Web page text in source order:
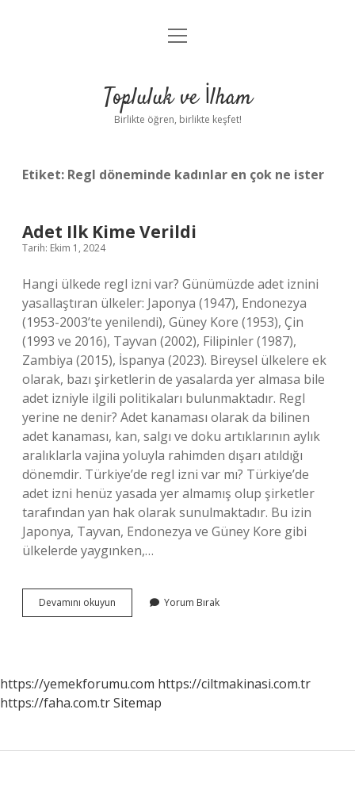
Anasayfa
Yasal Uyarı
menüyü
Topluluk ve İlham
Birlikte öğren, birlikte keşfet!
Etiket: Regl döneminde kadınlar en çok ne ister
Adet Ilk Kime Verildi
Tarih: Ekim 1, 2024
Hangi ülkede regl izni var? Günümüzde adet iznini
yasallaştıran ülkeler: Japonya (1947), Endonezya
(1953-2003’te yenilendi), Güney Kore (1953), Çin
(1993 ve 2016), Tayvan (2002), Filipinler (1987),
Zambiya (2015), İspanya (2023). Bireysel ülkelere ek
olarak, bazı şirketlerin de yasalarda yer almasa bile
adet izniyle ilgili politikaları bulunmaktadır. Regl
yerine ne denir? Adet kanaması olarak da bilinen
adet kanaması, kan, salgı ve doku artıklarının aylık
aralıklarla vajina yoluyla rahimden dışarı atıldığı
dönemdir. Türkiye’de regl izni var mı? Türkiye’de
adet izni henüz yasada yer almamış olup şirketler
tarafından yan hak olarak sunulmaktadır. Bu izin
Japonya, Tayvan, Endonezya ve Güney Kore gibi
ülkelerde yaygınken,…
Devamını okuyun
Ilk
Yorum Bırak
https://yemekforumu.com https://ciltmakinasi.com.tr
https://faha.com.trSitemap